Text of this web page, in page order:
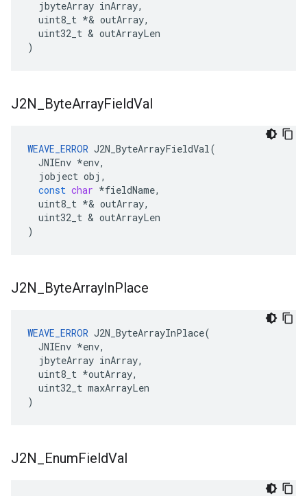
  jbyteArray inArray,
  uint8_t *
& outArray,
  uint32_t & outArrayLen
)
J2N ByteArrayFieldVal
WEAVE_ERROR J2N_ByteArrayFieldVal(
JNIEnv *env,
jobject obj ,
const char *fieldName,
uint8_t *& outArray,
uint32_t & outArrayLen
)
J2N ByteArrayInPlace
WEAVE_ERROR J2N_ByteArrayInPlace(
  JNIEnv *env,
  jbyteArray inArray,
  uint8_t *outArray,
  uint32_t maxArrayLen
)
J2N EnumFieldVal